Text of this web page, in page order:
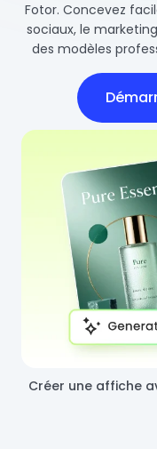
Fotor. Concevez
sociaux, le
des modèles
Créer une affiche